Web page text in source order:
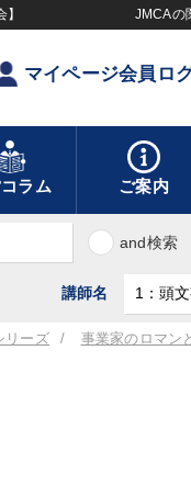
JMCAの
マイページ会員ロ
ラム ご案内
and検索
講師名
リーズ 事業家のロマ